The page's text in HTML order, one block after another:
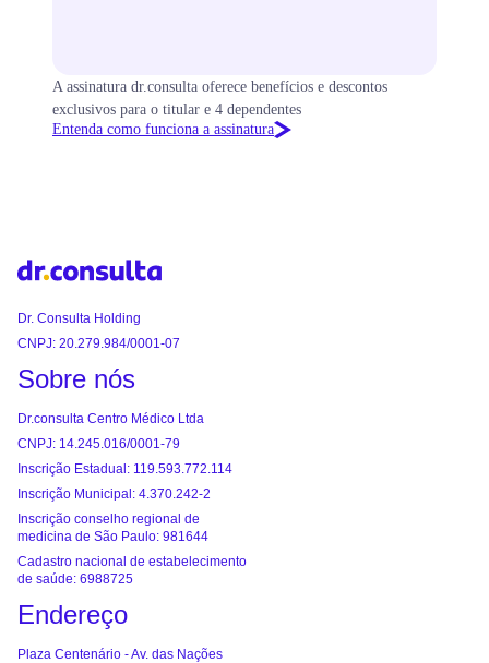
A assinatura dr.consulta oferece benefícios e descontos
exclusivos para o titular e 4 dependentes
Entenda como funciona a assinatura
Dr. Consulta Holding
CNPJ: 20.279.984/0001-07
Sobre nós
Dr.consulta Centro Médico Ltda
CNPJ: 14.245.016/0001-79
Inscrição Estadual: 119.593.772.114
Inscrição Municipal: 4.370.242-2
Inscrição conselho regional de
medicina de São Paulo: 981644
Cadastro nacional de estabelecimento
de saúde: 6988725
Endereço
Plaza Centenário - Av. das Nações